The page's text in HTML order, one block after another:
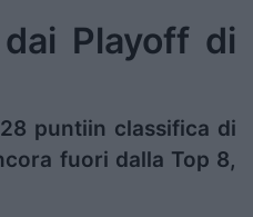
Playoff di
puntiin classifica di
fuori dalla Top 8,